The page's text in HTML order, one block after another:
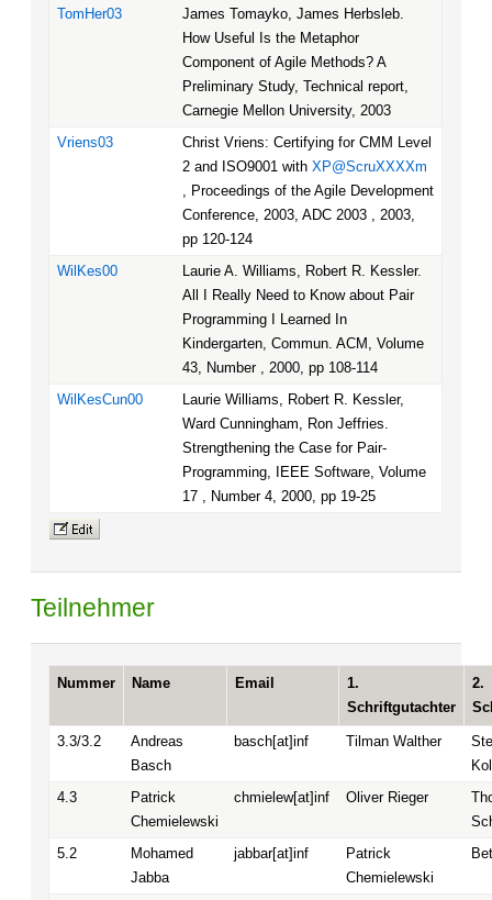
TomHer03
James Tomayko, James Herbsleb.
How Useful Is the Metaphor
Component of Agile Methods? A
Preliminary Study, Technical report,
Carnegie Mellon University, 2003
Vriens03
Christ Vriens: Certifying for CMM Level
2 and ISO9001 withXP@ScruXXXXm
, Proceedings of the Agile Development
Conference, 2003, ADC 2003 , 2003,
pp 120-124
WilKes00
Laurie A. Williams, Robert R. Kessler.
All I Really Need to Know about Pair
Programming I Learned In
Kindergarten, Commun. ACM, Volume
43, Number , 2000, pp 108-114
WilKesCun00
Laurie Williams, Robert R. Kessler,
Ward Cunningham, Ron Jeffries.
Strengthening the Case for Pair-
Programming, IEEE Software, Volume
17 , Number 4, 2000, pp 19-25
Teilnehmer
Nummer Name Email
1.
Schriftgutachter
2.
3.3/3.2
Andreas
Basch
basch[at]inf Tilman Walther
4.3
Patrick
Chemielewski
chmielew[at]inf Oliver Rieger
5.2
Mohamed
Jabba
jabbar[at]inf
Patrick
Chemielewski